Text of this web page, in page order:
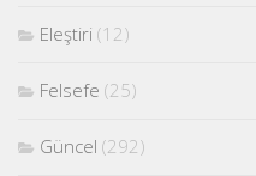
Eleştiri (12)
Felsefe (25)
Güncel (292)